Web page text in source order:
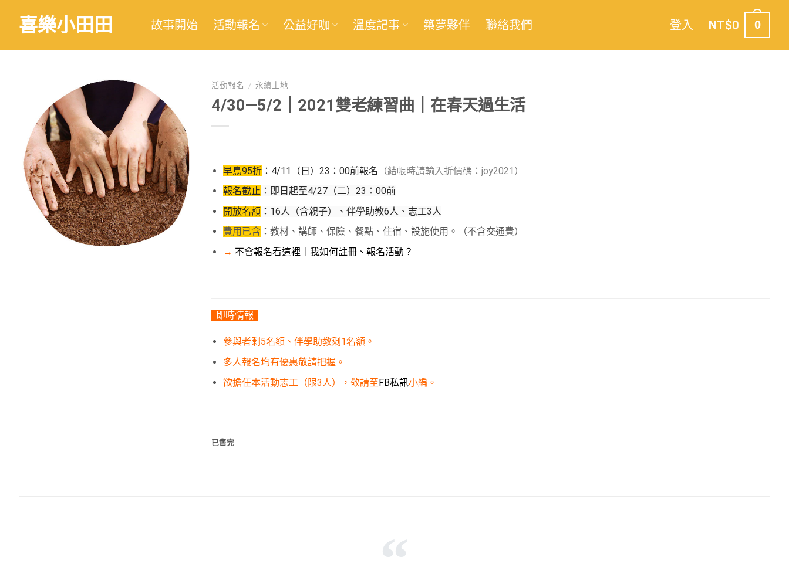
喜樂小田田 故事開始 活動報名 公益好咖 溫度記事 築夢夥伴 聯絡我們 登入 NT$0 0
活動報名 / 永續土地
4/30—5/2｜2021雙老練習曲｜在春天過生活
早鳥95折 ：4/11（日）23：00前報名 （結帳時請輸入折價碼：joy2021）
報名截止 ：即日起至4/27（二）23：00前
開放名額 ：16人（含親子）、伴學助教6人、志工3人
費用已含 ：教材、講師、保險、餐點、住宿、設施使用。（不含交通費）
→ 不會報名看這裡｜我如何註冊、報名活動？
即時情報
參與者剩5名額、伴學助教剩1名額。
多人報名均有優惠敬請把握。
欲擔任本活動志工（限3人），敬請至FB私訊小編。
已售完